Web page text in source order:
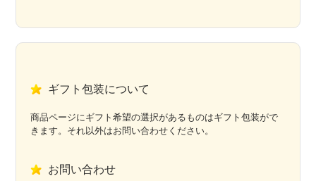
ギフト包装について
商品ページにギフト希望の選択があるものはギフト包装がで
きます。それ以外はお問い合わせください。
お問い合わせ